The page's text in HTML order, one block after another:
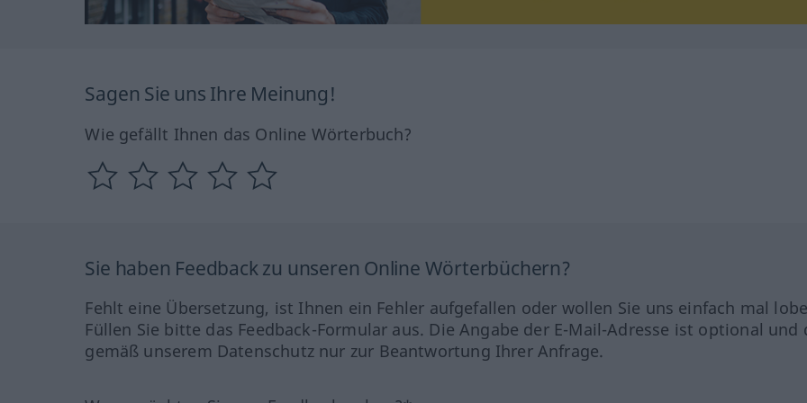
Sagen Sie uns Ihre Meinung!
Wie gefällt Ihnen das Online Wörterbuch?
Sie haben Feedback zu unseren Online Wörterbüchern?
Fehlt eine Übersetzung, ist Ihnen ein Fehler aufgefallen oder wollen Sie uns einfach mal
Füllen Sie bitte das Feedback-Formular aus. Die Angabe der E-Mail-Adresse ist optional und
gemäß unserem Datenschutz nur zur Beantwortung Ihrer Anfrage.